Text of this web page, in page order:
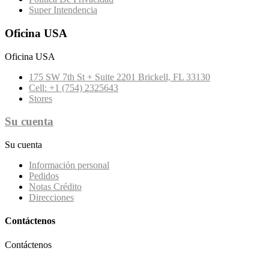
Super Intendencia
Oficina USA
Oficina USA
175 SW 7th St + Suite 2201 Brickell, FL 33130
Cell: +1 (754) 2325643
Stores
Su cuenta
Su cuenta
Información personal
Pedidos
Notas Crédito
Direcciones
Contáctenos
Contáctenos